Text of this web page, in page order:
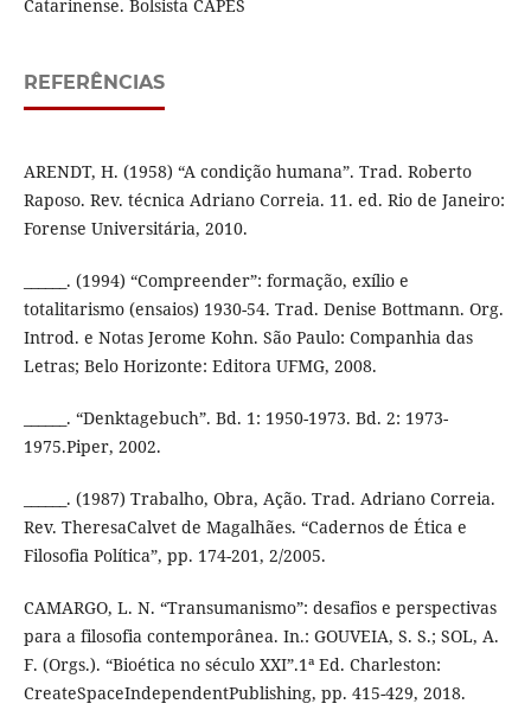
Catarinense. Bolsista CAPES
REFERÊNCIAS
ARENDT, H. (1958) “A condição humana”. Trad. Roberto
Raposo. Rev. técnica Adriano Correia. 11. ed. Rio de Janeiro:
Forense Universitária, 2010.
______. (1994) “Compreender”: formação, exílio e
totalitarismo (ensaios) 1930-54. Trad. Denise Bottmann. Org.
Introd. e Notas Jerome Kohn. São Paulo: Companhia das
Letras; Belo Horizonte: Editora UFMG, 2008.
______. “Denktagebuch”. Bd. 1: 1950-1973. Bd. 2: 1973-
1975.Piper, 2002.
______. (1987) Trabalho, Obra, Ação. Trad. Adriano Correia.
Rev. TheresaCalvet de Magalhães. “Cadernos de Ética e
Filosofia Política”, pp. 174-201, 2/2005.
CAMARGO, L. N. “Transumanismo”: desafios e perspectivas
para a filosofia contemporânea. In.: GOUVEIA, S. S.; SOL, A.
F. (Orgs.). “Bioética no século XXI”.1ª Ed. Charleston:
CreateSpaceIndependentPublishing, pp. 415-429, 2018.